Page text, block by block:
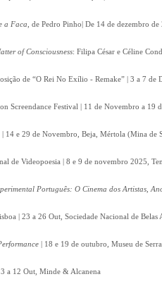
a Faca , de Pedro Pinho| De 14 de dezembro
of Consciousness: Filipa César e Céline
de “O Rei No Exílio - Remake” | 3 a 7 de
Screendance Festival | 11 de Novembro a 19
| 14 e 29 de Novembro, Beja, Mértola (Mina de
de Videopoesia | 8 e 9 de novembro 2025,
Português: O Cinema dos Artistas,
| 23 a 26 Out, Sociedade Nacional de Belas
| 18 e 19 de outubro, Museu de
a 12 Out, Minde & Alcanena